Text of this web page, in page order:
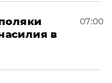
в
07:00